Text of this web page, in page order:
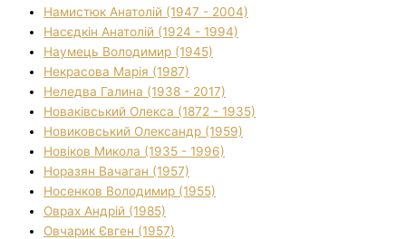
Намистюк Анатолій (1947 - 2004)
Насєдкін Анатолій (1924 - 1994)
Наумець Володимир (1945)
Некрасова Марія (1987)
Неледва Галина (1938 - 2017)
Новаківський Олекса (1872 - 1935)
Новиковський Олександр (1959)
Новіков Микола (1935 - 1996)
Норазян Вачаган (1957)
Носенков Володимир (1955)
Оврах Андрій (1985)
Овчарик Євген (1957)